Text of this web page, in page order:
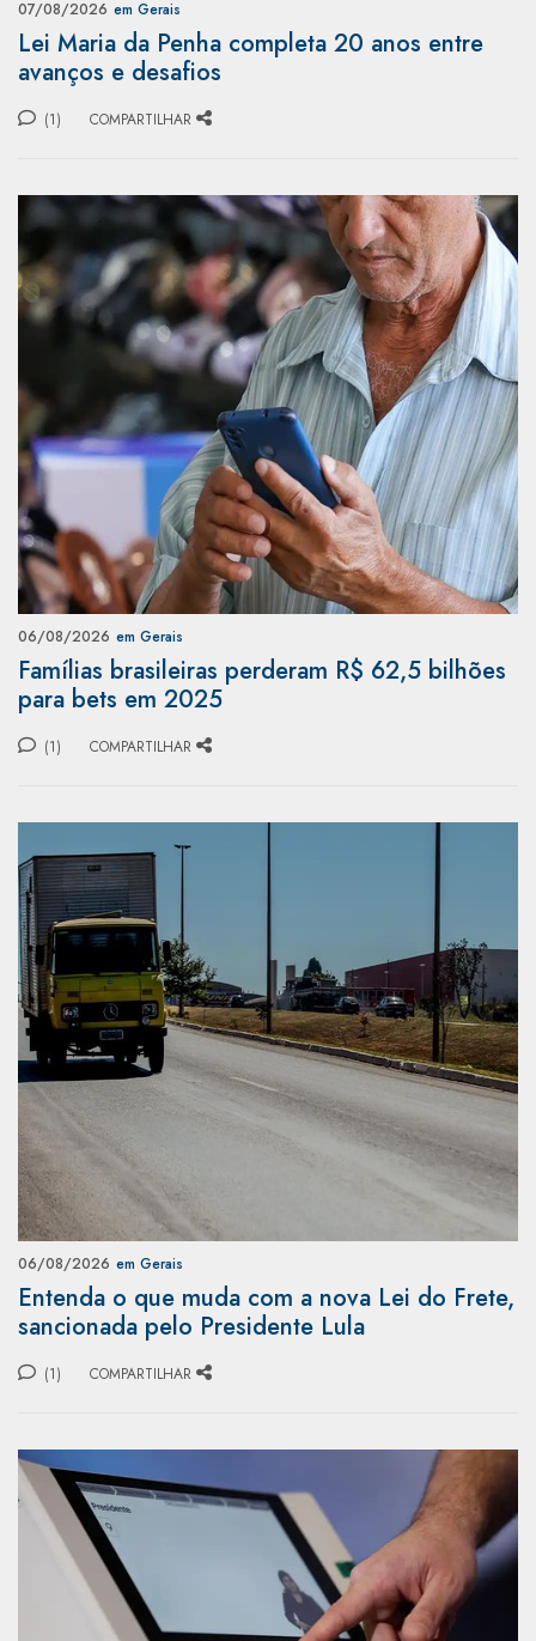
07/08/2026 em Gerais
Lei Maria da Penha completa 20 anos entre
avanços e desafios
(1) COMPARTILHAR
06/08/2026 em Gerais
Famílias brasileiras perderam R$ 62,5 bilhões
para bets em 2025
(1) COMPARTILHAR
06/08/2026 em Gerais
Entenda o que muda com a nova Lei do Frete,
sancionada pelo Presidente Lula
(1) COMPARTILHAR